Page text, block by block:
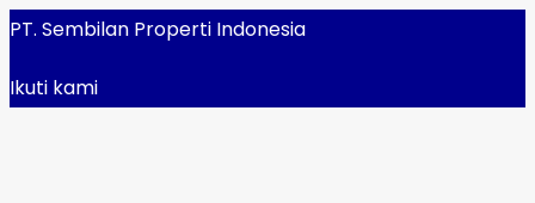
PT. Sembilan Properti Indonesia
Ikuti kami